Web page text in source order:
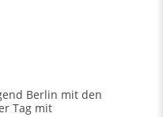
Berlin mit den
Tag mit